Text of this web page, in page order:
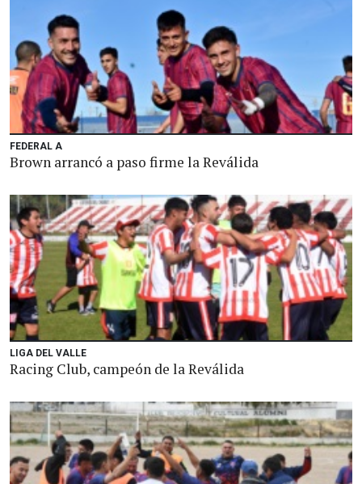
FEDERAL A
Brown arrancó a paso firme la Reválida
LIGA DEL VALLE
Racing Club, campeón de la Reválida